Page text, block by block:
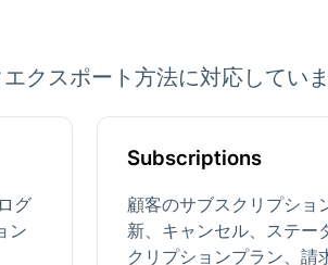
クスポート方法に対応してい
グ
ン
Subscriptions
顧客のサブスクリプショ
新、キャンセル、ステー
クリプションプラン、請